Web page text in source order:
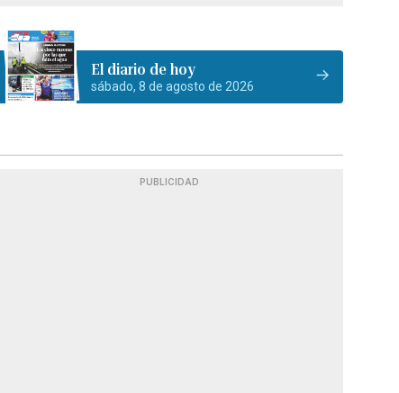
El diario de hoy
sábado, 8 de agosto de 2026
PUBLICIDAD